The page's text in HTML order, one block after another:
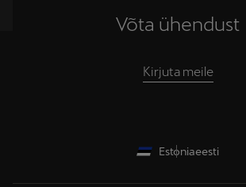
Võta ühendust
Kirjuta meile
Estoniaeesti